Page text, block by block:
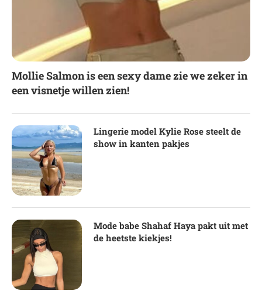
Mollie Salmon is een sexy dame zie we zeker in
een visnetje willen zien!
Lingerie model Kylie Rose steelt de
show in kanten pakjes
Mode babe Shahaf Haya pakt uit met
de heetste kiekjes!